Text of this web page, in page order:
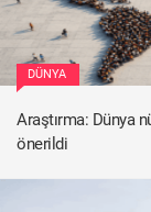
DÜNYA
Araştırma: Dünya
önerildi